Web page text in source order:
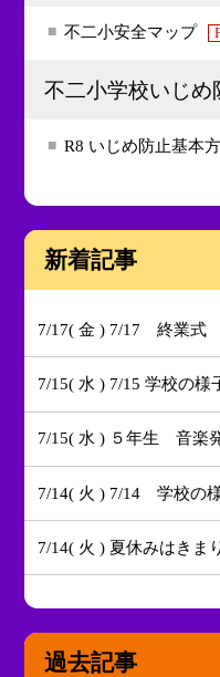
不二小安全マップ
不二小学校いじめ
R8 いじめ防止基本
新着記事
7/17( 金 ) 7/17 終業式
7/15( 水 ) 7/15 学校の様
7/15( 水 ) ５年生 音楽
7/14( 火 ) 7/14 学校の
7/14( 火 ) 夏休みはきま
過去記事